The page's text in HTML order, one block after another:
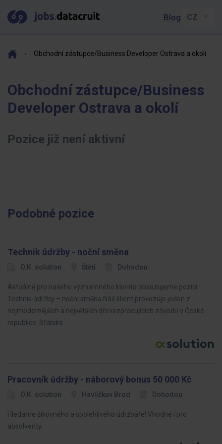
Blog
Obchodní zástupce/Business Developer Ostrava a okolí
Obchodní zástupce/Business
Developer Ostrava a okolí
Pozice již není aktivní
Podobné pozice
Technik údržby - noční směna
O.K. solution Štětí Dohodou
Aktuálně pro našeho významného klienta obsazujeme pozici
Technik údržby – noční směna.Náš klient provozuje jeden z
nejmodernějších a největších dřevozpracujících závodů v České
republice. Stabilní…
Pracovník údržby - náborový bonus 50 000 Kč
O.K. solution Havlíčkuv Brod Dohodou
Hledáme šikovného a spolehlivého údržbáře! Vhodné i pro
absolventy.